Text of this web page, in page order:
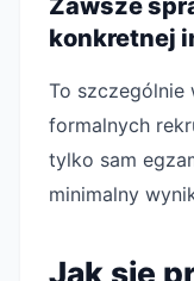
Zawsze
konkretnej
To szczególnie
formalnych
tylko sam
minimalny
Jak się